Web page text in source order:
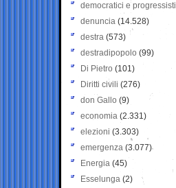
democratici e progressisti
denuncia (14.528)
destra (573)
destradipopolo (99)
Di Pietro (101)
Diritti civili (276)
don Gallo (9)
economia (2.331)
elezioni (3.303)
emergenza (3.077)
Energia (45)
Esselunga (2)